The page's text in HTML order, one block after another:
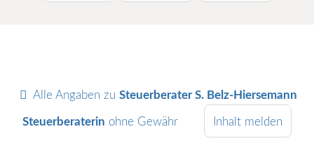
Alle Angaben zu Steuerberater S. Belz-Hiersemann
Steuerberaterin ohne Gewähr Inhalt melden